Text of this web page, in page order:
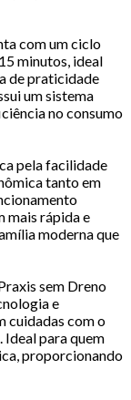
com um ciclo
minutos, ideal
de praticidade
um sistema
no consumo
pela facilidade
tanto em
mais rápida e
moderna que
sem Dreno
e
cuidadas com o
Ideal para quem
proporcionando